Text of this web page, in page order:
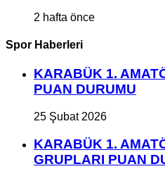
2 hafta önce
Spor Haberleri
KARABÜK 1.
PUAN DURUMU
25 Şubat 2026
KARABÜK 1.
GRUPLARI PUAN